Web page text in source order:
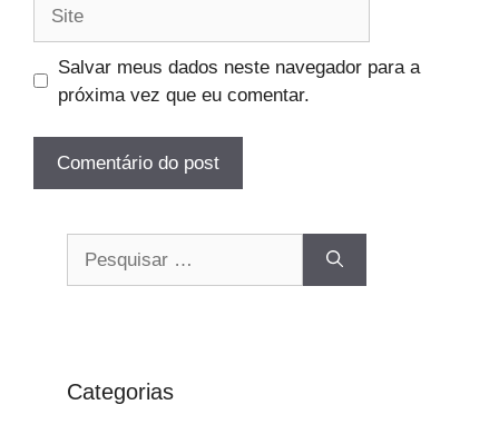
Salvar meus dados neste navegador para a
próxima vez que eu comentar.
Categorias